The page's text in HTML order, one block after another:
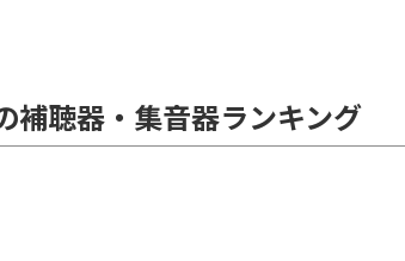
補聴器・集音器ランキング